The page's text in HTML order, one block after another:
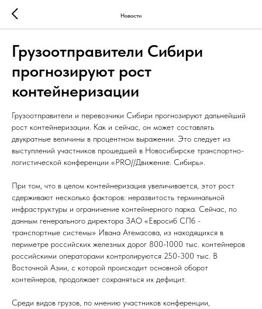
Новости
Грузоотправители Сибири
прогнозируют рост
контейнеризации
Грузоотправители и перевозчики Сибири прогнозируют дальнейший
рост контейнеризации. Как и сейчас, он может составлять
двукратные величины в процентном выражении. Это следует из
выступлений участников прошедшей в Новосибирске транспортно-
логистической конференции «PRO//Движение. Сибирь».
При том, что в целом контейнеризация увеличивается, этот рост
сдерживают несколько факторов: неразвитость терминальной
инфраструктуры и ограничение контейнерного парка. Сейчас, по
данным генерального директора ЗАО «Евросиб СПб -
транспортные системы» Ивана Атемасова, из находящихся в
периметре российских железных дорог 800-1000 тыс. контейнеров
российскими операторами контролируются 250-300 тыс. В
Восточной Азии, с которой происходит основной оборот
контейнеров, продолжает сохраняться их дефицит.
Среди видов грузов, по мнению участников конференции,